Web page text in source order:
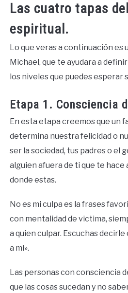
Las cuatro tapas
espiritual.
Lo que veras a continuación es
Michael, que te ayudara a
los niveles que puedes esperar
Etapa 1. Consciencia
En esta etapa creemos que un
determina nuestra felicidad o
ser la sociedad, tus padres o el
alguien afuera de ti que te
donde estas.
No es mi culpa es la frases
con mentalidad de victima,
a quien culpar. Escuchas decirle
a mi».
Las personas con consciencia
que las cosas sucedan y no